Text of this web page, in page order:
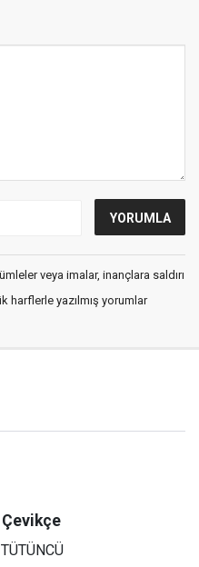
veya imalar, inançlara saldırı
harflerle yazılmış yorumlar
Çevikçe